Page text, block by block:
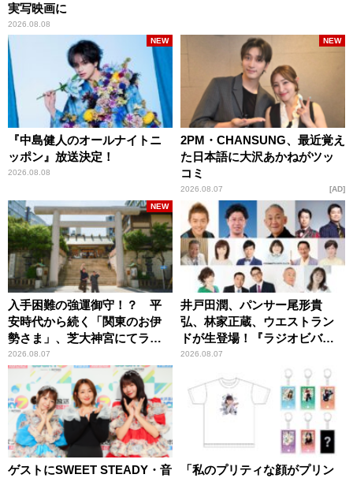
実写映画に
2026.08.08
『中島健人のオールナイトニ
ッポン』放送決定！
2026.08.08
NEW
2PM・CHANSUNG、最近覚え
た日本語に大沢あかねがツッ
コミ
2026.08.07
NEW
AD
入手困難の強運御守！？ 平
安時代から続く「関東のお伊
勢さま」、芝大神宮にてラン
パンプスが合格祈願！
2026.08.07
NEW
井戸田潤、パンサー尾形貴
弘、林家正蔵、ウエストラン
ドが生登場！『ラジオビバリ
ー昼ズ』
2026.08.07
ゲストにSWEET STEADY・音
「私のプリティな顔がプリン